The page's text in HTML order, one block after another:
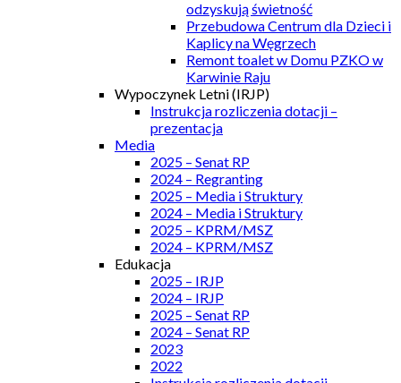
odzyskują świetność
Przebudowa Centrum dla Dzieci i
Kaplicy na Węgrzech
Remont toalet w Domu PZKO w
Karwinie Raju
Wypoczynek Letni (IRJP)
Instrukcja rozliczenia dotacji –
prezentacja
Media
2025 – Senat RP
2024 – Regranting
2025 – Media i Struktury
2024 – Media i Struktury
2025 – KPRM/MSZ
2024 – KPRM/MSZ
Edukacja
2025 – IRJP
2024 – IRJP
2025 – Senat RP
2024 – Senat RP
2023
2022